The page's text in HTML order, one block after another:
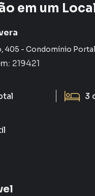
em um
, 405 - Condomínio
219421
3